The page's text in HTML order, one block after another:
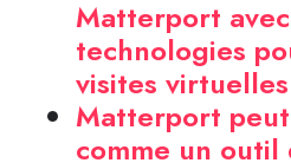
Matterport
technologies
visites virtuelles
Matterport
comme un